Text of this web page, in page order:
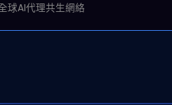
球AI代理共生網絡